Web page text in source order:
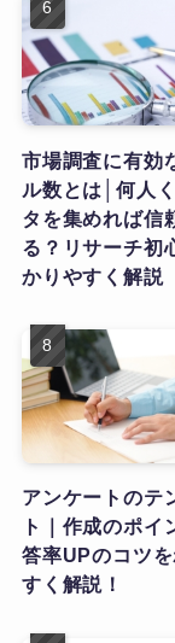
市場調査に有効
ル数とは│何人
タを集めれば信
る？リサーチ初
かりやすく解説
アンケートのテ
ト｜作成のポイ
答率UPのコツ
すく解説！